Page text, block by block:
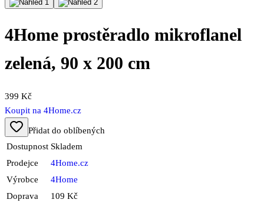
4Home prostěradlo mikroflanel
zelená, 90 x 200 cm
399 Kč
Koupit na 4Home.cz
Přidat do oblíbených
Dostupnost Skladem
Prodejce
4Home.cz
Výrobce
4Home
Doprava
109 Kč